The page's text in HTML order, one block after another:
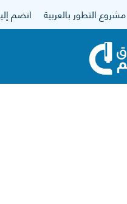
مشروع التطور بالعربية انضم